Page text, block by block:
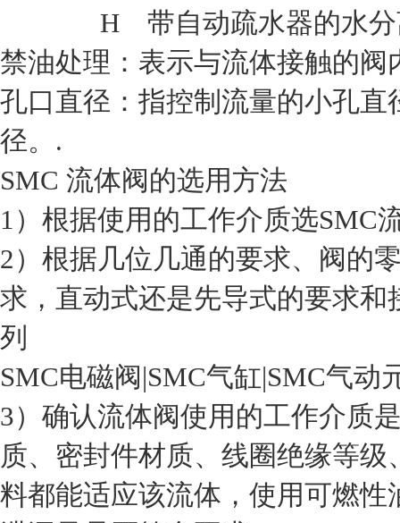
H 带自动疏水器的水分
禁油处理：表示与流体接触的
孔口直径：指控制流量的小孔
径。.
SMC 流体阀的选用方法
1）根据使用的工作介质选SMC
2）根据几位几通的要求、阀的
求，直动式还是先导式的要求
列
SMC电磁阀|SMC气缸|SMC气动
3）确认流体阀使用的工作介质
质、密封件材质、线圈绝缘等
料都能适应该流体，使用可燃